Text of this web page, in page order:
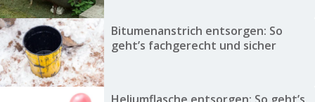
Bitumenanstrich entsorgen: So
geht’s fachgerecht und sicher